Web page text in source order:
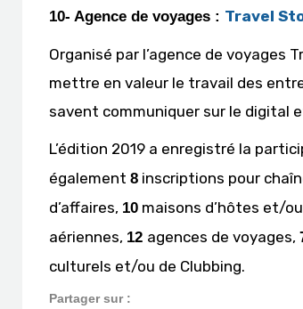
10- Agence de voyages : Travel
Organisé par l’agence de voyages
mettre en valeur le travail des
savent communiquer sur le digital
L’édition 2019 a enregistré la
également 8 inscriptions pour
d’affaires, 10 maisons d’hôtes et/
aériennes, 12 agences de voyages,
culturels et/ou de Clubbing.
Partager sur :